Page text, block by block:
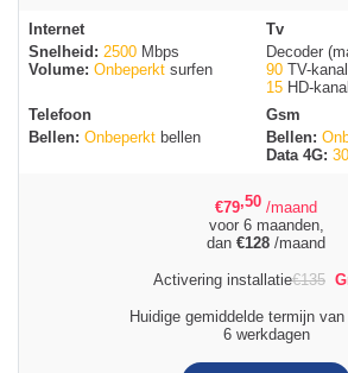
Internet
Snelheid: 2500 Mbps
Volume: Onbeperkt surfen
Tv
Decoder
90 TV-
15 HD-
Telefoon
Bellen: Onbeperkt bellen
Gsm
Bellen:
Data 4G:
€79,50 /maand
voor 6 maanden,
dan €128 /maand
Activering installatie€135
Huidige gemiddelde termijn van
6 werkdagen